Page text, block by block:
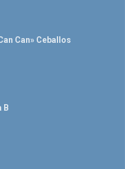
Can» Ceballos
B